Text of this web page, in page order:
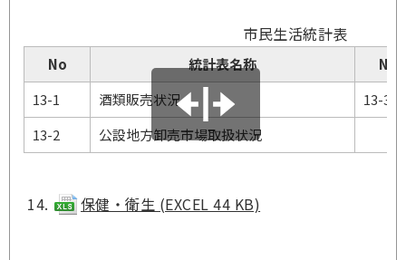
市民生活統計表
No 統計表名称
No
13-1
酒類販売状況
13-3
13-2
公設地方卸売市場取扱状況
保健・衛生 (EXCEL 44 KB)